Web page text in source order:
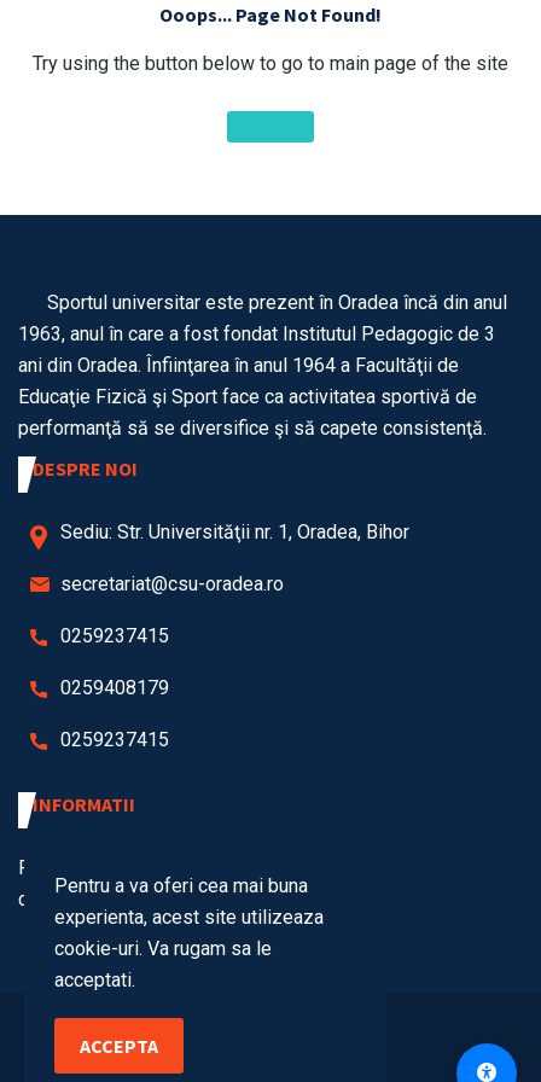
Ooops... Page Not Found!
Try using the button below to go to main page of the site
Sportul universitar este prezent în Oradea încă din anul
1963, anul în care a fost fondat Institutul Pedagogic de 3
ani din Oradea. Înfiinţarea în anul 1964 a Facultăţii de
Educaţie Fizică şi Sport face ca activitatea sportivă de
performanţă să se diversifice şi să capete consistenţă.
DESPRE NOI
Sediu: Str. Universităţii nr. 1, Oradea, Bihor
secretariat@csu-oradea.ro
0259237415
0259408179
0259237415
INFORMATII
Politica de
cookies
confidentialitate
Pentru a va oferi cea mai buna
experienta, acest site utilizeaza
cookie-uri. Va rugam sa le
acceptati.
ACCEPTA